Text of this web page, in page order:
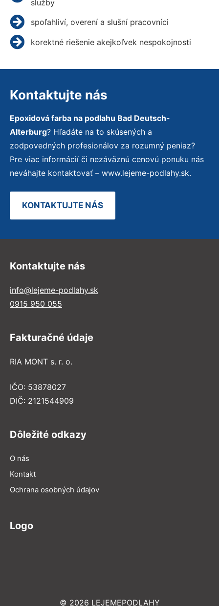
služby
spoľahliví, overení a slušní pracovníci
korektné riešenie akejkoľvek nespokojnosti
Kontaktujte nás
Epoxidová farba na podlahu Bad Deutsch-
Alterburg? Hľadáte na to skúsených a
zodpovedných profesionálov za rozumný peniaz?
Pre viac informácií či nezáväznú cenovú ponuku nás
neváhajte kontaktovať – www.lejeme-podlahy.sk.
KONTAKTUJTE NÁS
Kontaktujte nás
info@lejeme-podlahy.sk
0915 950 055
Fakturačné údaje
RIA MONT s. r. o.
IČO: 53878027
DIČ: 2121544909
Dôležité odkazy
O nás
Kontakt
Ochrana osobných údajov
Logo
© 2026 LEJEMEPODLAHY